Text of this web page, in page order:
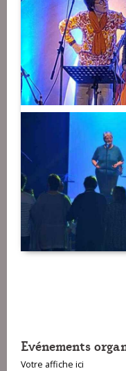
Evénements
Votre affiche ici